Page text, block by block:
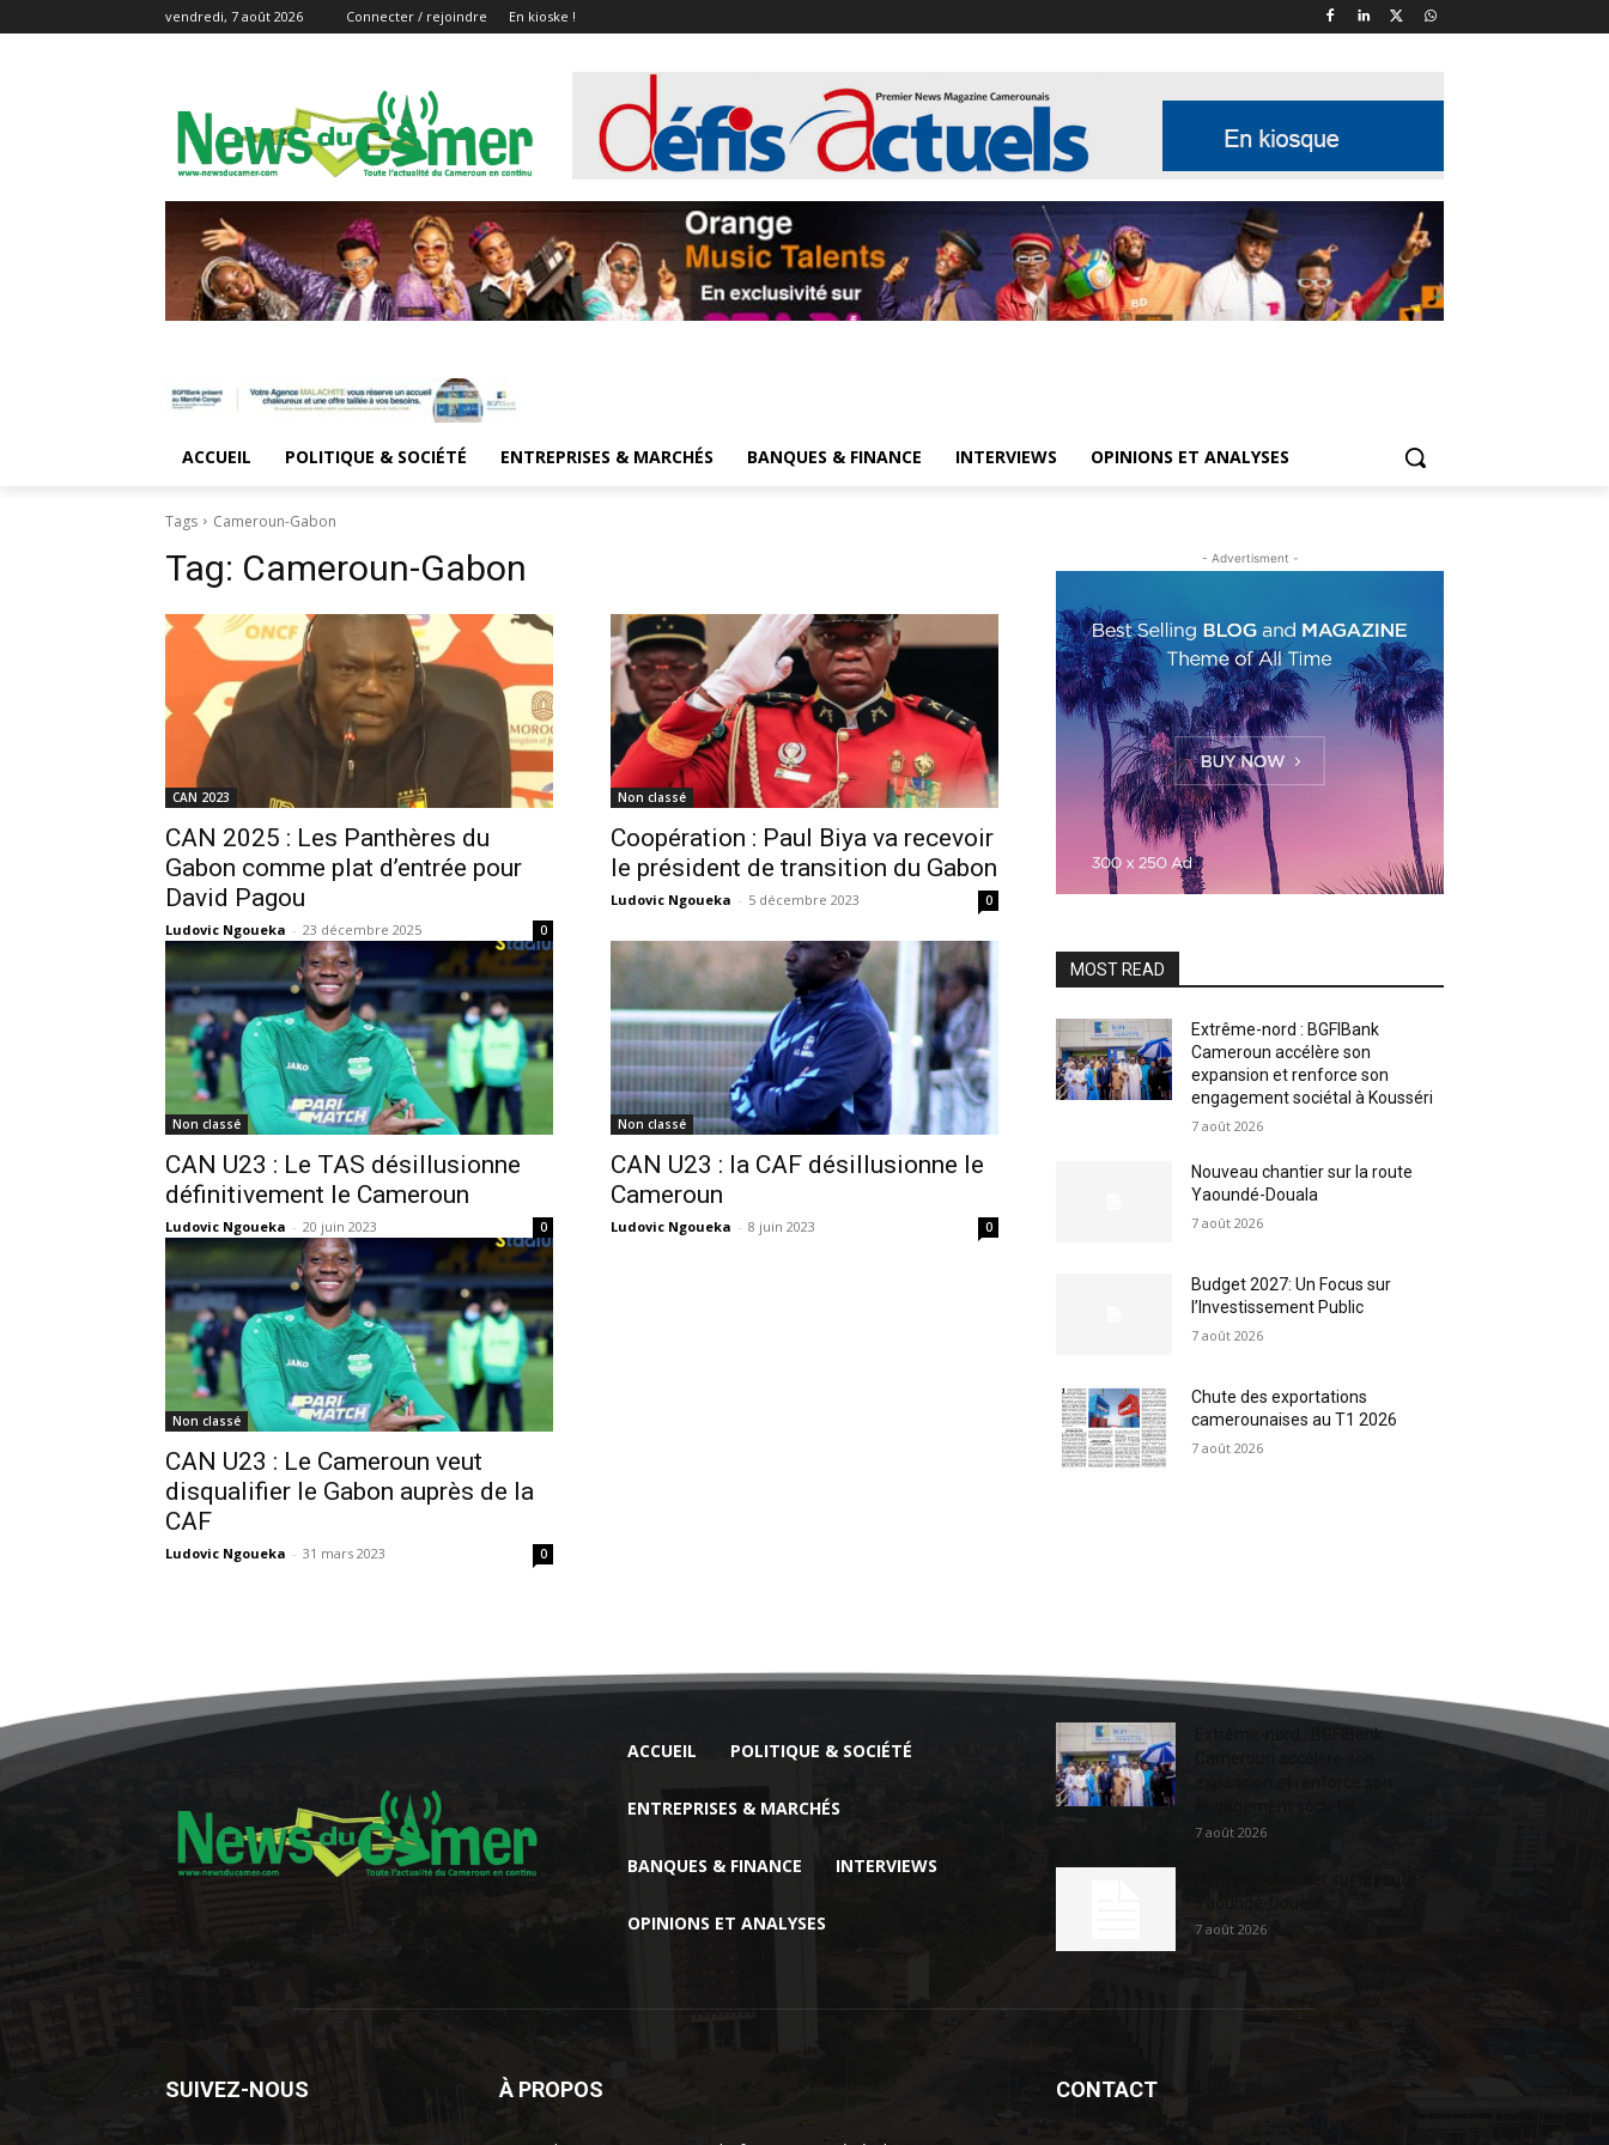
vendredi, 7 août 2026 Connecter / rejoindre En kioske !
ACCUEIL POLITIQUE & SOCIÉTÉ ENTREPRISES & MARCHÉS BANQUES & FINANCE INTERVIEWS OPINIONS ET ANALYSES
Tags Cameroun-Gabon
Tag: Cameroun-Gabon
CAN 2023
CAN 2025 : Les Panthères du
Gabon comme plat d’entrée pour
David Pagou
Ludovic Ngoueka - 23 décembre 2025 0
Non classé
Coopération : Paul Biya va recevoir
le président de transition du Gabon
Ludovic Ngoueka - 5 décembre 2023 0
Non classé
CAN U23 : Le TAS désillusionne
définitivement le Cameroun
Ludovic Ngoueka - 20 juin 2023 0
Non classé
CAN U23 : la CAF désillusionne le
Cameroun
Ludovic Ngoueka - 8 juin 2023 0
Non classé
CAN U23 : Le Cameroun veut
disqualifier le Gabon auprès de la
CAF
Ludovic Ngoueka - 31 mars 2023 0
- Advertisment -
MOST READ
Extrême-nord : BGFIBank
Cameroun accélère son
expansion et renforce son
engagement sociétal à Kousséri
7 août 2026
Nouveau chantier sur la route
Yaoundé-Douala
7 août 2026
Budget 2027: Un Focus sur
l’Investissement Public
7 août 2026
Chute des exportations
camerounaises au T1 2026
7 août 2026
ACCUEIL POLITIQUE & SOCIÉTÉ
ENTREPRISES & MARCHÉS
BANQUES & FINANCE INTERVIEWS
OPINIONS ET ANALYSES
Extrême-nord : BGFIBank
7 août 2026
7 août 2026
SUIVEZ-NOUS À PROPOS CONTACT